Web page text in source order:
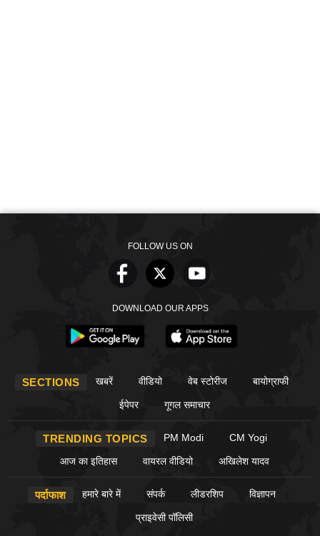
FOLLOW US ON
DOWNLOAD OUR APPS
SECTIONS खबरें वीडियो वेब स्टोरीज बायोग्राफी
ईपेपर गूगल समाचार
TRENDING TOPICS PM Modi CM Yogi
आज का इतिहास वायरल वीडियो अखिलेश यादव
पर्दाफाश हमारे बारे में संपर्क लीडरशिप विज्ञापन
प्राइवेसी पॉलिसी